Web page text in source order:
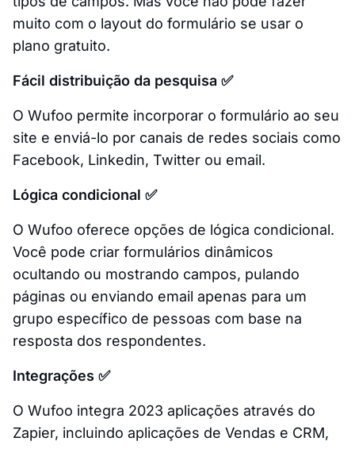
muito com o layout do formulário se usar o
plano gratuito.
Fácil distribuição da pesquisa ✅
O Wufoo permite incorporar o formulário ao seu
site e enviá-lo por canais de redes sociais como
Facebook, Linkedin, Twitter ou email.
Lógica condicional ✅
O Wufoo oferece opções de lógica condicional.
Você pode criar formulários dinâmicos
ocultando ou mostrando campos, pulando
páginas ou enviando email apenas para um
grupo específico de pessoas com base na
resposta dos respondentes.
Integrações ✅
O Wufoo integra 2023 aplicações através do
Zapier, incluindo aplicações de Vendas e CRM,